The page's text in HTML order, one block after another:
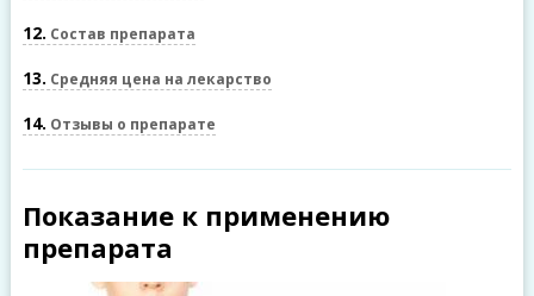
12 Состав препарата
13 Средняя цена на лекарство
14 Отзывы о препарате
Показание к применению
препарата